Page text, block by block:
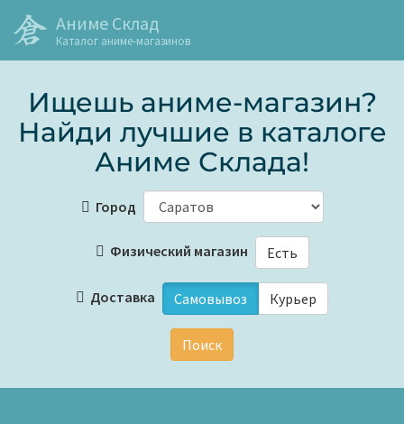
Аниме Склад
Каталог аниме-магазинов
Ищешь аниме-магазин?
Найди лучшие в каталоге
Аниме Склада!
Город
Физический магазин Есть
Доставка Самовывоз Курьер
Поиск